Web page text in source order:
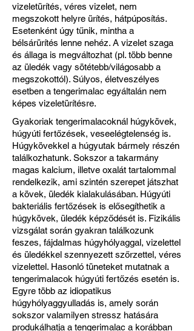
vizeletürítés, véres vizelet, nem
megszokott helyre ürítés, hátpúposítás.
Esetenként úgy tűnik, mintha a
bélsárürítés lenne nehéz. A vizelet szaga
és állaga is megváltozhat (pl. több benne
az üledék vagy sötétebb/világosabb a
megszokottól). Súlyos, életveszélyes
esetben a tengerimalac egyáltalán nem
képes vizeletürítésre.
Gyakoriak tengerimalacoknál húgykövek,
húgyúti fertőzések, veseelégtelenség is.
Húgykövekkel a húgyutak bármely részén
találkozhatunk. Sokszor a takarmány
magas kalcium, illetve oxalát tartalommal
rendelkezik, ami szintén szerepet játszhat
a kövek, üledék kialakulásában. Húgyúti
bakteriális fertőzések is elősegíthetik a
húgykövek, üledék képződését is. Fizikális
vizsgálat során gyakran találkozunk
feszes, fájdalmas húgyhólyaggal, vizelettel
és üledékkel szennyezett szőrzettel, véres
vizelettel. Hasonló tüneteket mutatnak a
tengerimalacok húgyúti fertőzés esetén is.
Egyre több az idiopatikus
húgyhólyaggyulladás is, amely során
sokszor valamilyen stressz hatására
produkálhatja a tengerimalac a korábban